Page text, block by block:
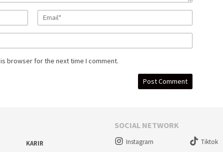
browser for the next time I comment.
KARIR
SOCIAL NETWORK
Instagram Tiktok